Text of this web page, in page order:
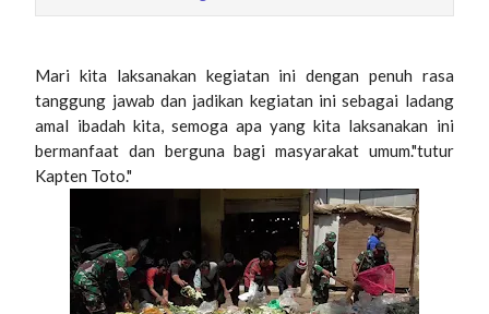
Mari kita laksanakan kegiatan ini dengan penuh rasa
tanggung jawab dan jadikan kegiatan ini sebagai ladang
amal ibadah kita, semoga apa yang kita laksanakan ini
bermanfaat dan berguna bagi masyarakat umum."tutur
Kapten Toto."